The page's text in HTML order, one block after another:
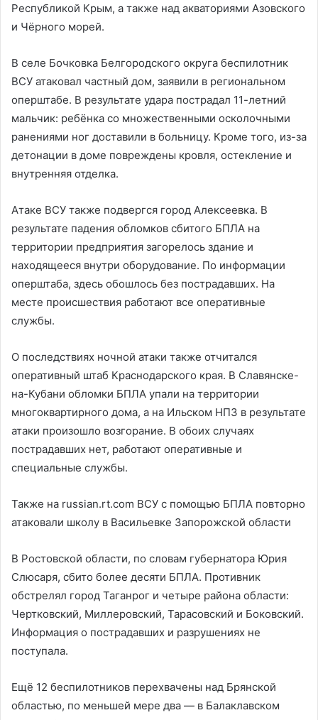
Республикой Крым, а также над акваториями Азовского
и Чёрного морей.
В селе Бочковка Белгородского округа беспилотник
ВСУ атаковал частный дом, заявили в региональном
оперштабе. В результате удара пострадал 11-летний
мальчик: ребёнка со множественными осколочными
ранениями ног доставили в больницу. Кроме того, из-за
детонации в доме повреждены кровля, остекление и
внутренняя отделка.
Атаке ВСУ также подвергся город Алексеевка. В
результате падения обломков сбитого БПЛА на
территории предприятия загорелось здание и
находящееся внутри оборудование. По информации
оперштаба, здесь обошлось без пострадавших. На
месте происшествия работают все оперативные
службы.
О последствиях ночной атаки также отчитался
оперативный штаб Краснодарского края. В Славянске-
на-Кубани обломки БПЛА упали на территории
многоквартирного дома, а на Ильском НПЗ в результате
атаки произошло возгорание. В обоих случаях
пострадавших нет, работают оперативные и
специальные службы.
Также на russian.rt.com ВСУ с помощью БПЛА повторно
атаковали школу в Васильевке Запорожской области
В Ростовской области, по словам губернатора Юрия
Слюсаря, сбито более десяти БПЛА. Противник
обстрелял город Таганрог и четыре района области:
Чертковский, Миллеровский, Тарасовский и Боковский.
Информация о пострадавших и разрушениях не
поступала.
Ещё 12 беспилотников перехвачены над Брянской
областью, по меньшей мере два — в Балаклавском